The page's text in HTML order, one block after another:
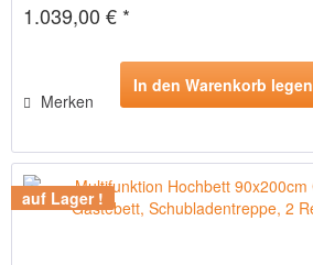
1.039,00 € *
Merken
In den Warenkorb legen
auf Lager !